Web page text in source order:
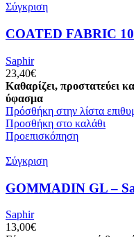
Σύγκριση
COATED FABRIC
Saphir
23,40€
Καθαρίζει, προστατεύει
ύφασμα
Πρόσθήκη στην λίστα
Προσθήκη στο καλάθι
Προεπισκόπηση
Σύγκριση
GOMMADIN GL –
Saphir
13,00€